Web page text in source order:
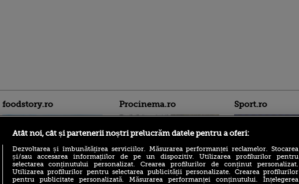
foodstory.ro Procinema.ro Sport.ro
Atât noi, cât și partenerii noștri prelucrăm datele pentru a oferi:
Dezvoltarea și îmbunătățirea serviciilor. Măsurarea performanței reclamelor. Stocarea
și/sau accesarea informațiilor de pe un dispozitiv. Utilizarea profilurilor pentru
selectarea conținutului personalizat. Crearea profilurilor de conținut personalizat.
Utilizarea profilurilor pentru selectarea publicității personalizate. Crearea profilurilor
pentru publicitate personalizată. Măsurarea performanței conținutului. Înțelegerea